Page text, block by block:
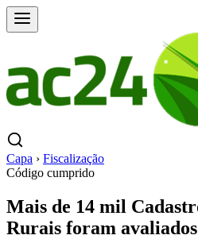
Capa › Fiscalização
Código cumprido
Mais de 14 mil
Rurais foram